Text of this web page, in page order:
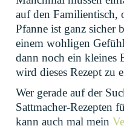
auf den Familientisch,
Pfanne ist ganz sicher
einem wohligen
dann noch ein kleines
wird dieses Rezept zu
Wer gerade auf der
Sattmacher-Rezepten
kann auch mal mein